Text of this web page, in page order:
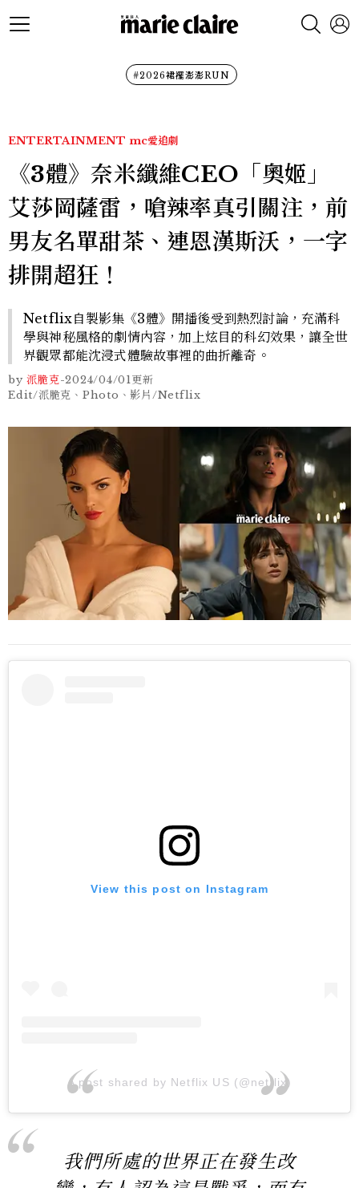
#2026裙襬澎澎RUN
ENTERTAINMENT mc愛追劇
《3體》奈米纖維CEO「奧姬」
艾莎岡薩雷，嗆辣率真引關注，前
男友名單甜茶、連恩漢斯沃，一字
排開超狂！
Netflix自製影集《3體》開播後受到熱烈討論，充滿科
學與神秘風格的劇情內容，加上炫目的科幻效果，讓全世
界觀眾都能沈浸式體驗故事裡的曲折離奇。
by 派脆克-2024/04/01更新
Edit/派脆克、Photo、影片/Netflix
View this post on Instagram
A post shared by Netflix US (@netflix)
我們所處的世界正在發生改